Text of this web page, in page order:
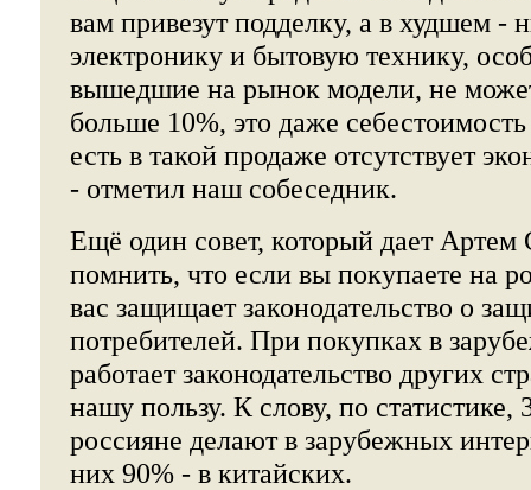
вам привезут подделку, а в худшем -
электронику и бытовую технику,
вышедшие на рынок модели, не
больше 10%, это даже
есть в такой продаже отсутствует
- отметил наш собеседник.
Ещё один совет, который дает
помнить, что если вы покупаете на
вас защищает законодательство о
потребителей. При покупках в
работает законодательство других
нашу пользу. К слову, по
россияне делают в зарубежных
них 90% - в китайских.